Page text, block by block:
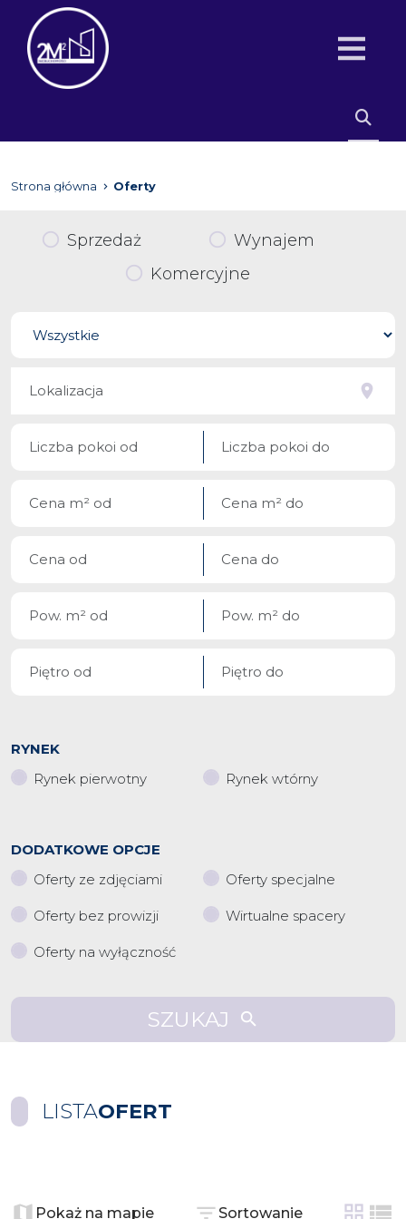
Strona główna Oferty
Sprzedaż
Wynajem
Komercyjne
RYNEK
Rynek pierwotny
Rynek wtórny
DODATKOWE OPCJE
Oferty ze zdjęciami
Oferty specjalne
Oferty bez prowizji Wirtualne spacery
Oferty na wyłączność
SZUKAJ
LISTAOFERT
−
Pokaż na mapie Sortowanie